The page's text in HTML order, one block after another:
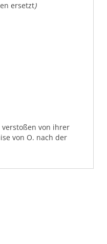
ersetzt)
von ihrer
von O. nach der